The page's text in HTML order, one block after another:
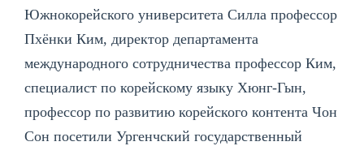
Южнокорейского университета Силла профессор
Пхёнки Ким, директор департамента
международного сотрудничества профессор Ким,
специалист по корейскому языку Хюнг-Гын,
профессор по развитию корейского контента Чон
Сон посетили Ургенчский государственный